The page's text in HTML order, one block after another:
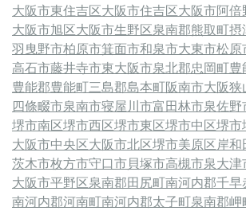
大阪市東住吉区大阪市住吉区大阪市阿倍
大阪市旭区大阪市生野区泉南郡熊取町摂
羽曳野市柏原市箕面市和泉市大東市松原
高石市藤井寺市東大阪市泉北郡忠岡町豊
豊能郡豊能町三島郡島本町阪南市大阪狭
四條畷市泉南市寝屋川市富田林市泉佐野
堺市南区堺市西区堺市東区堺市中区堺市
大阪市中央区大阪市北区堺市美原区岸和
茨木市枚方市守口市貝塚市高槻市泉大津
大阪市平野区泉南郡田尻町南河内郡千早
南河内郡河南町南河内郡太子町泉南郡岬